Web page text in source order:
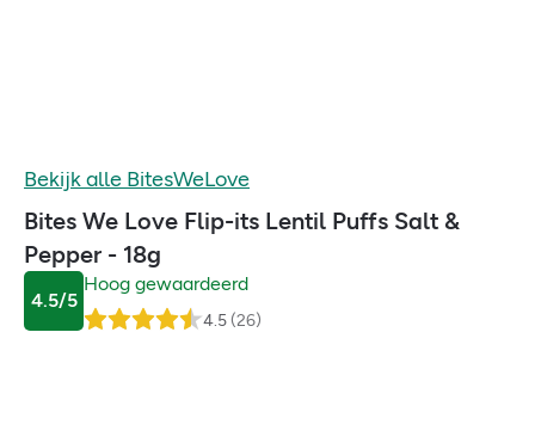
Bekijk alle BitesWeLove
Bites We Love Flip-its Lentil Puffs Salt &
Pepper - 18g
4.5/5
Hoog gewaardeerd
4.5(26)